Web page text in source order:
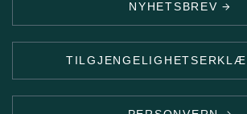
NYHETSBREV